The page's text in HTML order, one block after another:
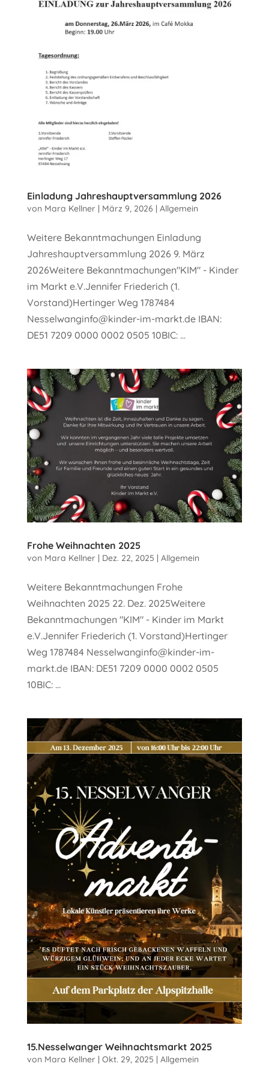
Einladung Jahreshauptversammlung 2026
von Mara Kellner| März 9, 2026 | Allgemein
Weitere Bekanntmachungen Einladung
Jahreshauptversammlung 2026 9. März
2026Weitere Bekanntmachungen"KIM" - Kinder
im Markt e.V.Jennifer Friederich (1.
Vorstand)Hertinger Weg 1787484
Nesselwanginfo@kinder-im-markt.de IBAN:
DE51 7209 0000 0002 0505 10BIC: ...
Frohe Weihnachten 2025
von Mara Kellner| Dez. 22, 2025 | Allgemein
Weitere Bekanntmachungen Frohe
Weihnachten 2025 22. Dez. 2025Weitere
Bekanntmachungen "KIM" - Kinder im Markt
e.V.Jennifer Friederich (1. Vorstand)Hertinger
Weg 1787484 Nesselwanginfo@kinder-im-
markt.de IBAN: DE51 7209 0000 0002 0505
10BIC: ...
15.Nesselwanger Weihnachtsmarkt 2025
von Mara Kellner| Okt. 29, 2025 | Allgemein